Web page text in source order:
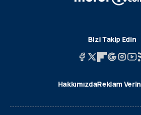
Bizi Takip Edin
HakkımızdaReklam Verin